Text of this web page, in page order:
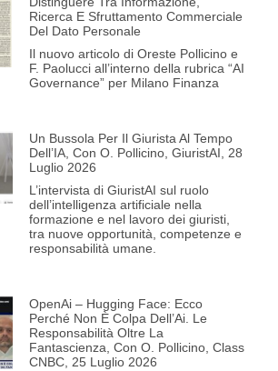
Ricerca E Sfruttamento Commerciale
Del Dato Personale
Il nuovo articolo di Oreste Pollicino e
F. Paolucci all’interno della rubrica “AI
Governance” per Milano Finanza
Un Bussola Per Il Giurista Al Tempo
Dell’IA, Con O. Pollicino, GiuristAI, 28
Luglio 2026
L’intervista di GiuristAI sul ruolo
dell’intelligenza artificiale nella
formazione e nel lavoro dei giuristi,
tra nuove opportunità, competenze e
responsabilità umane.
OpenAi – Hugging Face: Ecco
Perché Non È Colpa Dell’Ai. Le
Responsabilità Oltre La
Fantascienza, Con O. Pollicino, Class
CNBC, 25 Luglio 2026